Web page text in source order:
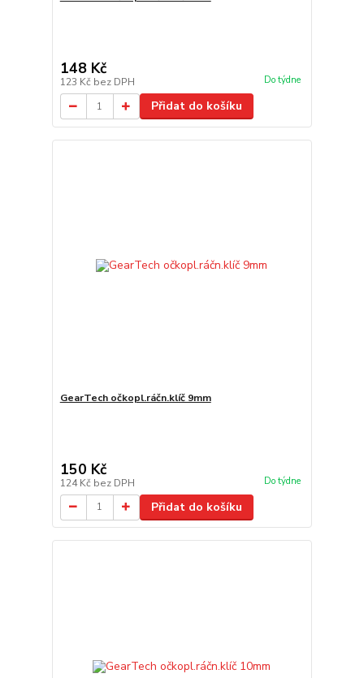
148 Kč
123 Kč bez DPH Do týdne
Přidat do košíku
GearTech očkopl.ráčn.klíč 9mm
150 Kč
124 Kč bez DPH Do týdne
Přidat do košíku